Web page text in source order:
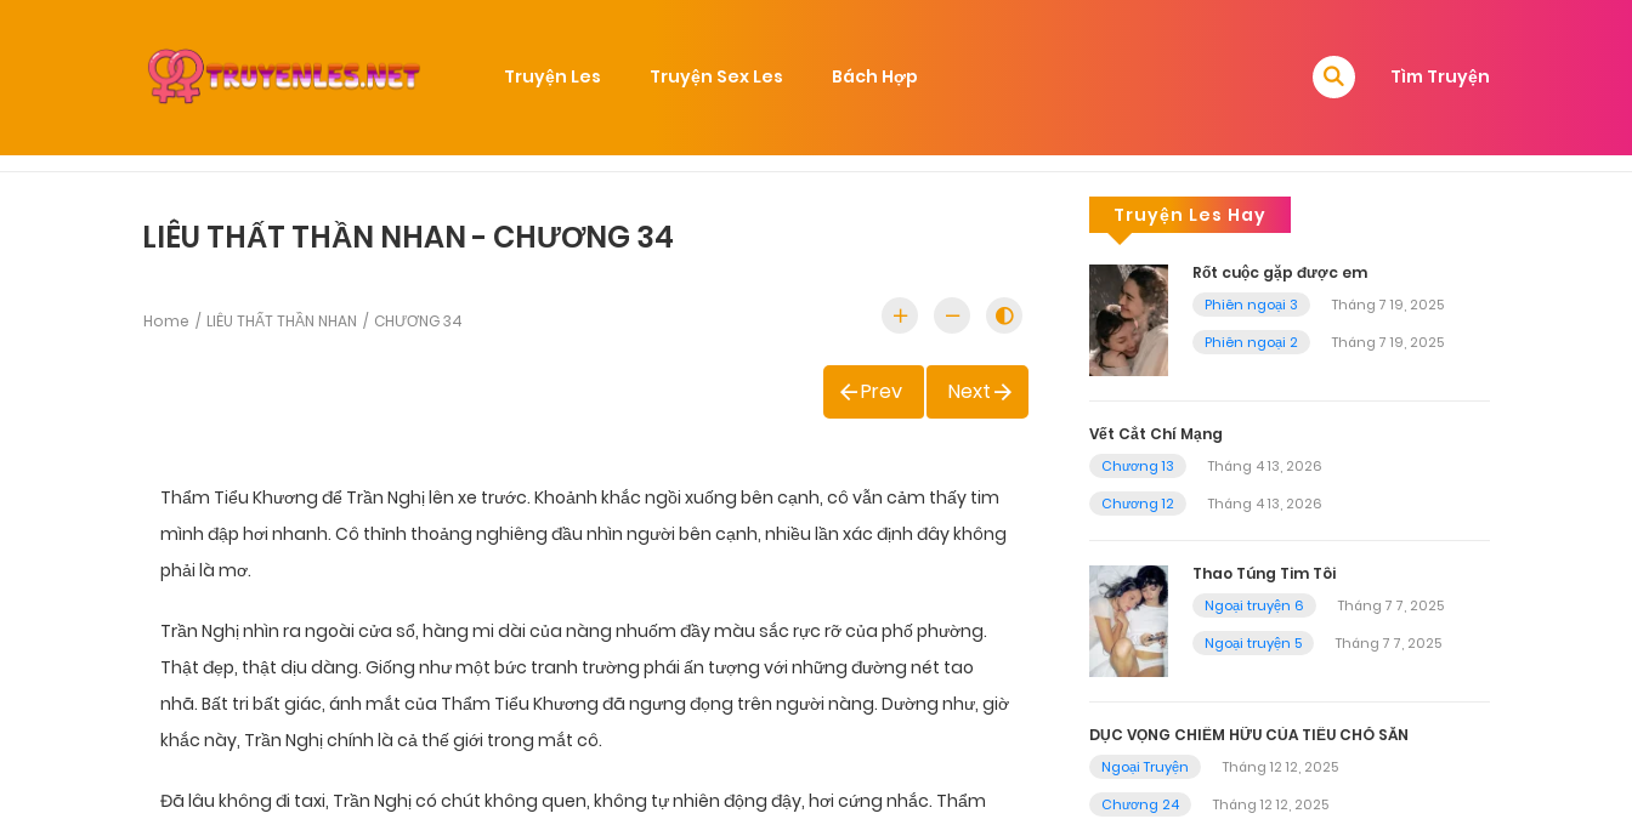
Truyện Les Truyện Sex Les Bách Hợp Tìm Truyện
LIÊU THẤT THẦN NHAN - CHƯƠNG 34
Home LIÊU THẤT THẦN NHAN CHƯƠNG 34
Prev Next
Thẩm Tiểu Khương để Trần Nghị lên xe trước. Khoảnh khắc ngồi xuống bên cạnh, cô vẫn cảm thấy tim
mình đập hơi nhanh. Cô thỉnh thoảng nghiêng đầu nhìn người bên cạnh, nhiều lần xác định đây không
phải là mơ.
Trần Nghị nhìn ra ngoài cửa sổ, hàng mi dài của nàng nhuốm đầy màu sắc rực rỡ của phố phường.
Thật đẹp, thật dịu dàng. Giống như một bức tranh trường phái ấn tượng với những đường nét tao
nhã. Bất tri bất giác, ánh mắt của Thẩm Tiểu Khương đã ngưng đọng trên người nàng. Dường như, giờ
khắc này, Trần Nghị chính là cả thế giới trong mắt cô.
Đã lâu không đi taxi, Trần Nghị có chút không quen, không tự nhiên động đậy, hơi cứng nhắc. Thẩm
Truyện Les Hay
Rốt cuộc gặp được em
Phiên ngoại 3
Tháng 7 19, 2025
Phiên ngoại 2
Tháng 7 19, 2025
Vết Cắt Chí Mạng
Chương 13
Tháng 4 13, 2026
Chương 12
Tháng 4 13, 2026
Thao Túng Tim Tôi
Ngoại truyện 6
Tháng 7 7, 2025
Ngoại truyện 5
Tháng 7 7, 2025
DỤC VỌNG CHIẾM HỮU CỦA TIỂU CHÓ SĂN
Ngoại Truyện
Tháng 12 12, 2025
Chương 24
Tháng 12 12, 2025